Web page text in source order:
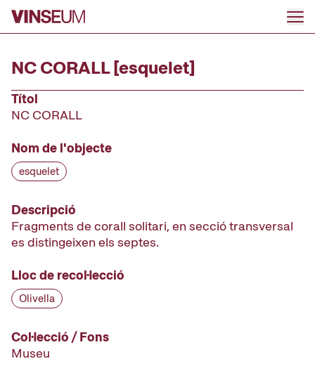
Anar al contingut
NC CORALL [esquelet]
Títol
NC CORALL
Nom de l'objecte
esquelet
Descripció
Fragments de corall solitari, en secció transversal
es distingeixen els septes.
Lloc de recol·lecció
Olivella
Col·lecció / Fons
Museu